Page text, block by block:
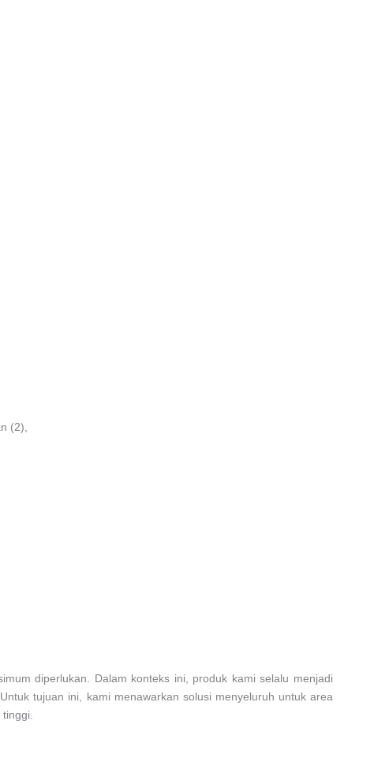
(2),
diperlukan. Dalam konteks ini, produk kami selalu menjadi
tujuan ini, kami menawarkan solusi menyeluruh untuk area